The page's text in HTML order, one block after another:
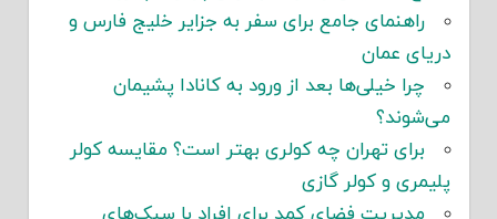
راهنمای جامع برای سفر به جزایر خلیج فارس و
دریای عمان
چرا خیلی‌ها بعد از ورود به کانادا پشیمان
می‌شوند؟
برای تهران چه کولری بهتر است؟ مقایسه کولر
پلیمری و کولر گازی